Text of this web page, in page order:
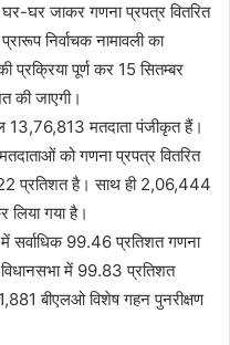
घर जाकर गणना प्रपत्र वितरित
निर्वाचक नामावली का
प्रक्रिया पूर्ण कर 15 सितम्बर
की जाएगी।
मतदाता पंजीकृत हैं।
को गणना प्रपत्र वितरित
प्रतिशत है। साथ ही 2,06,444
लिया गया है।
में सर्वाधिक 99.46 प्रतिशत गणना
विधानसभा में 99.83 प्रतिशत
बीएलओ विशेष गहन पुनरीक्षण